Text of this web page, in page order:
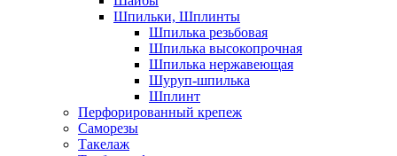
Шпильки, Шплинты
Шпилька резьбовая
Шпилька высокопрочная
Шпилька нержавеющая
Шуруп-шпилька
Шплинт
Перфорированный крепеж
Саморезы
Такелаж